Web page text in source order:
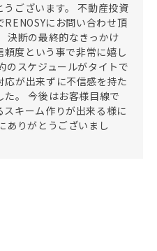
ございます。 不動産投資
にお問い合わせ頂
決断の最終的なきっかけ
度という事で非常に嬉し
のスケジュールがタイトで
が出来ずに不信感を持た
。 今後はお客様目線で
キーム作りが出来る様に
ありがとうございまし